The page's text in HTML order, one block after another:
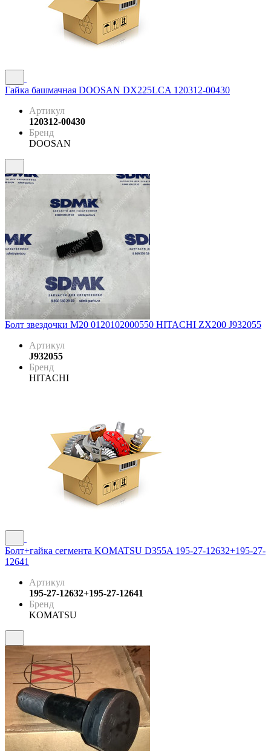
Гайка башмачная DOOSAN DX225LCA 120312-00430
Артикул
120312-00430
Бренд
DOOSAN
Болт звездочки М20 0120102000550 HITACHI ZX200 J932055
Артикул
J932055
Бренд
HITACHI
Болт+гайка сегмента KOMATSU D355A 195-27-12632+195-27-
12641
Артикул
195-27-12632+195-27-12641
Бренд
KOMATSU